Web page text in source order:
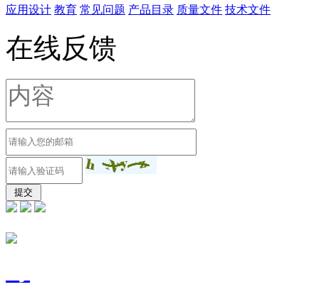
应用设计 教育 常见问题 产品目录 质量文件 技术文件
在线反馈